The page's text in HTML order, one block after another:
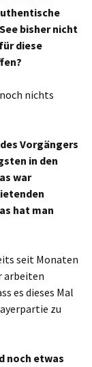
bisher nicht
diese
nichts
Vorgängers
in den
war
hat man
seit Monaten
arbeiten
es dieses Mal
zu
noch etwas